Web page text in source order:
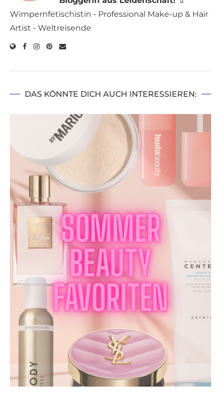
Wimpernfetischistin - Professional Make-up & Hair
Artist - Weltreisende
DAS KÖNNTE DICH AUCH INTERESSIEREN: